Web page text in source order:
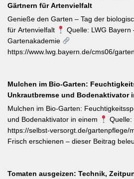
„katzenbuckelnd“ krabbelenden Larven
Frostspanners können bei
verursachen. Gegenmaßnahmen:
Meisen-Förderung und – falls nötig –
Pflanzenschutzmittel. [Thema-Tag:
Gärtnern für Artenvielfalt
Genieße den Garten – Tag der
für Artenvielfalt
Quelle: LWG Bayern
Gartenakademie
https://www.lwg.bayern.de/cms06/
Gartenbewirtschaftung – unabhängig
einen messbaren Beitrag zur regionalen
Nützlingsförderung, strukturreiche
Pestizide sind die entscheidenden
motivierender Impuls für jeden GBV-
#Biodiversität #Gartengestaltung
Mulchen im Bio-Garten:
Unkrautbremse und Bodenaktivator
Mulchen im Bio-Garten:
und Bodenaktivator in einem
Quelle:
https://selbst-versorgt.de/gartenpflege/
Frisch erschienen – dieser Beitrag
Austrocknung. Die ideale Schichtdicke
Tomaten ausgeizen: Technik,